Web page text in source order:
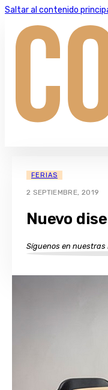
Saltar al contenido
FERIAS
2 SEPTIEMBRE, 2019
Nuevo
Síguenos en nuestras